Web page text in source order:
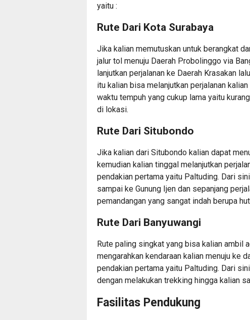
yaitu :
Rute Dari Kota Surabaya
Jika kalian memutuskan untuk berangkat
jalur tol menuju Daerah Probolinggo via
lanjutkan perjalanan ke Daerah Krasakan
itu kalian bisa melanjutkan perjalanan
waktu tempuh yang cukup lama yaitu
di lokasi.
Rute Dari Situbondo
Jika kalian dari Situbondo kalian dapat
kemudian kalian tinggal melanjutkan
pendakian pertama yaitu Paltuding. Dari
sampai ke Gunung Ijen dan sepanjang
pemandangan yang sangat indah berupa
Rute Dari Banyuwangi
Rute paling singkat yang bisa kalian ambil
mengarahkan kendaraan kalian menuju ke
pendakian pertama yaitu Paltuding. Dari
dengan melakukan trekking hingga kalian
Fasilitas Pendukung